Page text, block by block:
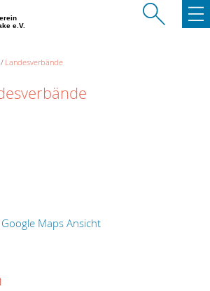
e.V.
Landesverbände
Maps Ansicht